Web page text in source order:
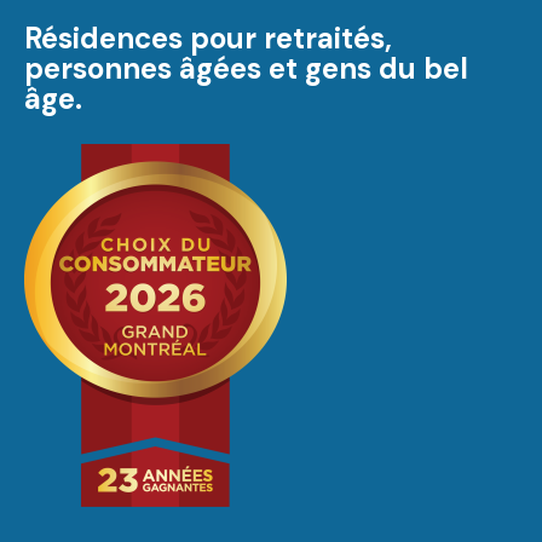
Résidences pour retraités,
personnes âgées et gens du bel
âge.